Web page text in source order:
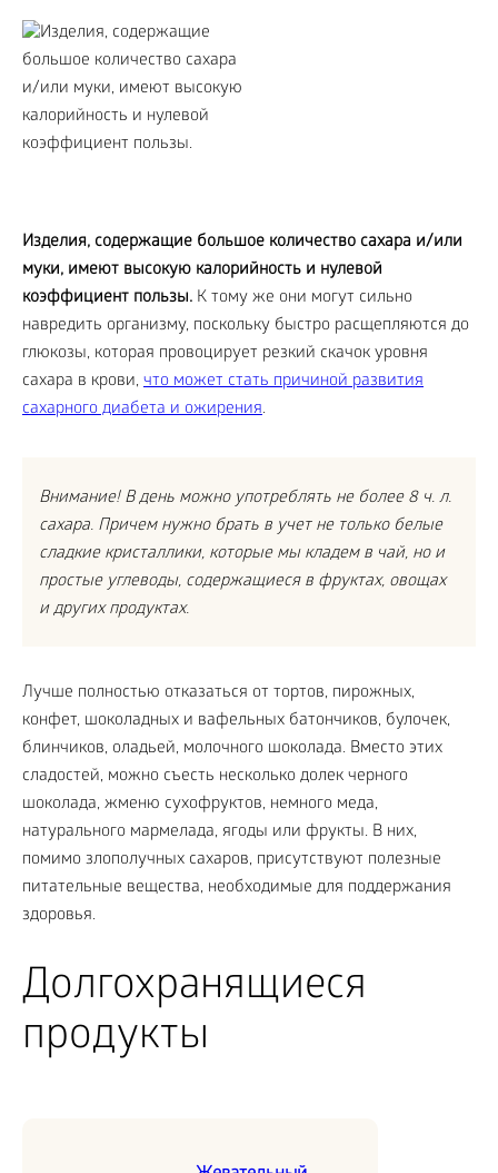
Изделия, содержащие большое количество сахара и/или
муки, имеют высокую калорийность и нулевой
коэффициент пользы. К тому же они могут сильно
навредить организму, поскольку быстро расщепляются до
глюкозы, которая провоцирует резкий скачок уровня
сахара в крови, что может стать причиной развития
сахарного диабета и ожирения.
Внимание! В день можно употреблять не более 8 ч. л.
сахара. Причем нужно брать в учет не только белые
сладкие кристаллики, которые мы кладем в чай, но и
простые углеводы, содержащиеся в фруктах, овощах
и других продуктах.
Лучше полностью отказаться от тортов, пирожных,
конфет, шоколадных и вафельных батончиков, булочек,
блинчиков, оладьей, молочного шоколада. Вместо этих
сладостей, можно съесть несколько долек черного
шоколада, жменю сухофруктов, немного меда,
натурального мармелада, ягоды или фрукты. В них,
помимо злополучных сахаров, присутствуют полезные
питательные вещества, необходимые для поддержания
здоровья.
Долгохранящиеся
продукты